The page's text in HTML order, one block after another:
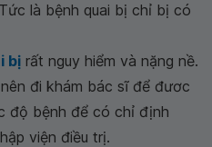
là bệnh quai bị chỉ bị có
bị rất nguy hiểm và nặng nề.
đi khám bác sĩ để đươc
độ bệnh để có chỉ định
viện điều trị.